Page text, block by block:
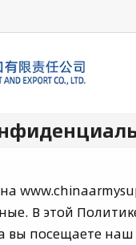
В этой
вы посещаете наш